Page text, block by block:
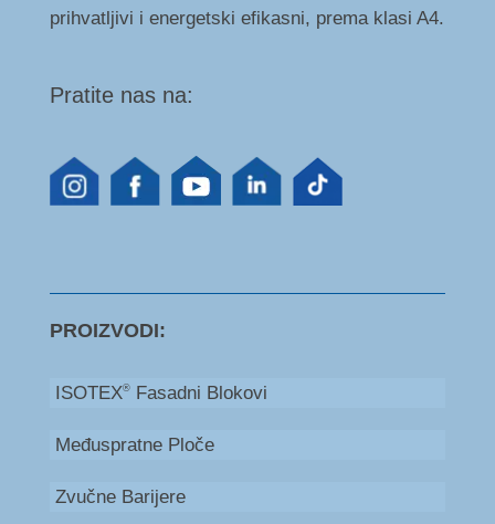
prihvatljivi i energetski efikasni, prema klasi A4.
Pratite nas na:
PROIZVODI:
ISOTEX®Fasadni Blokovi
Međuspratne Ploče
Zvučne Barijere